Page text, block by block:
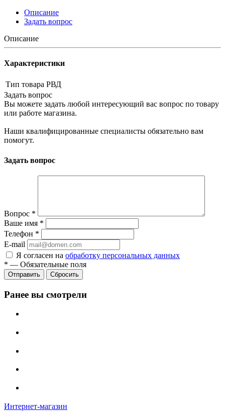
Описание
Задать вопрос
Описание
Характеристики
Тип товара РВД
Задать вопрос
Вы можете задать любой интересующий вас вопрос по товару
или работе магазина.
Наши квалифицированные специалисты обязательно вам
помогут.
Задать вопрос
Вопрос *
Ваше имя *
Телефон *
E-mail
Я согласен на обработку персональных данных
* — Обязательные поля
Сбросить
Ранее вы смотрели
Интернет-магазин